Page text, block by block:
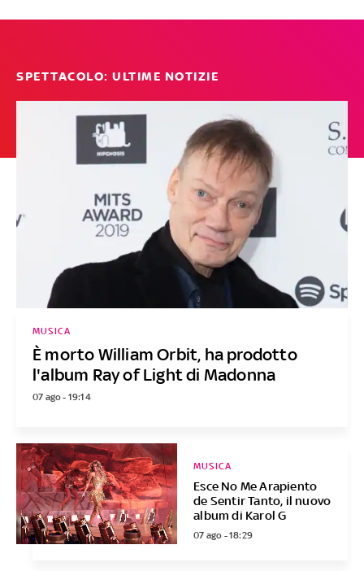
SPETTACOLO: ULTIME NOTIZIE
È morto William Orbit, ha prodotto
l'album Ray of Light di Madonna
MUSICA
07 ago - 19:14
Esce No Me Arapiento
de Sentir Tanto, il nuovo
album di Karol G
MUSICA
07 ago - 18:29